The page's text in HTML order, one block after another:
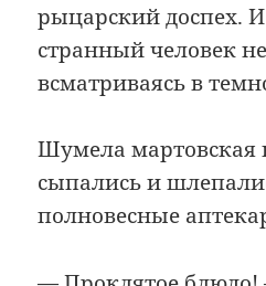
рыцарский доспех.
странный человек
всматриваясь в
Шумела мартовская
сыпались и
полновесные